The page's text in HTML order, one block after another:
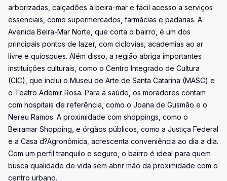
arborizadas, calçadões à beira-mar e fácil acesso a serviços
essenciais, como supermercados, farmácias e padarias. A
Avenida Beira-Mar Norte, que corta o bairro, é um dos
principais pontos de lazer, com ciclovias, academias ao ar
livre e quiosques. Além disso, a região abriga importantes
instituições culturais, como o Centro Integrado de Cultura
(CIC), que inclui o Museu de Arte de Santa Catarina (MASC) e
o Teatro Ademir Rosa. Para a saúde, os moradores contam
com hospitais de referência, como o Joana de Gusmão e o
Nereu Ramos. A proximidade com shoppings, como o
Beiramar Shopping, e órgãos públicos, como a Justiça Federal
e a Casa d?Agronômica, acrescenta conveniência ao dia a dia.
Com um perfil tranquilo e seguro, o bairro é ideal para quem
busca qualidade de vida sem abrir mão da proximidade com o
centro urbano.